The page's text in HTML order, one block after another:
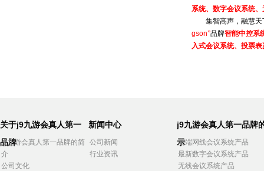
系统、数字会议系统
集智高声，融慧天
gson”品牌智能中控系
入式会议系统、投票
关于j9九游会真人第一
品牌
j9九游会真人第一品牌的简
介
公司文化
新闻中心
公司新闻
行业资讯
j9九游会真人第一品牌
示
高端网线会议系统产品
最新数字会议系统产品
无线会议系统产品